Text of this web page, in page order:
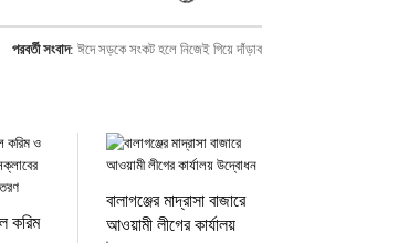
পরবর্তী সংবাদ: ঈদে সড়কে সংকট হলে নিজেই গিয়ে দাঁড়াব
করিম
বালাগঞ্জের মাদ্রাসা বাজারে
আওয়ামী লীগের কার্যালয়